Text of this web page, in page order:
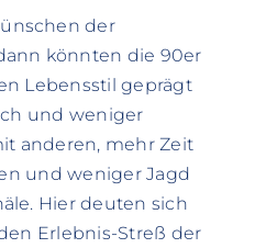
der
könnten die 90er
Lebensstil geprägt
und weniger
anderen, mehr Zeit
und weniger Jagd
Hier deuten sich
Erlebnis-Streß der